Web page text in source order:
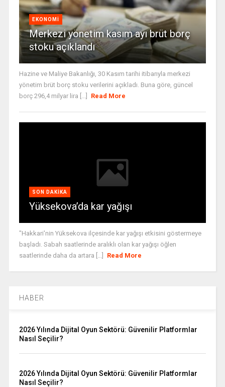
EKONOMI
Merkezi yönetim kasım ayı brüt borç
stoku açıklandı
Hazine ve Maliye Bakanlığı, 30 Kasım tarihi itibarıyla merkezi
yönetim brüt borç stoku verilerini açıkladı. Buna göre, güncel
borç 296,4 milyar lira [...]
Read More
SON DAKIKA
Yüksekova’da kar yağışı
"Hakkari'nin Yüksekova ilçesinde kar yağışı etkisini göstermeye
başladı. Sabah saatlerinde aralıklı olan kar yağışı öğlen
saatlerinde daha da artara [...]
Read More
HABER
2026 Yılında Dijital Oyun Sektörü: Güvenilir Platformlar
Nasıl Seçilir?
2026 Yılında Dijital Oyun Sektörü: Güvenilir Platformlar
Nasıl Seçilir?